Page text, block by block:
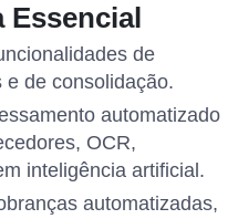
Essencial
de
de consolidação.
automatizado
OCR,
inteligência artificial.
automatizadas,